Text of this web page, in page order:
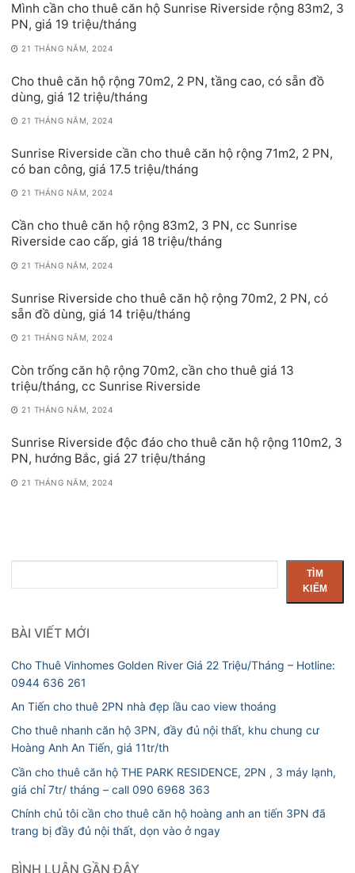
Mình cần cho thuê căn hộ Sunrise Riverside rộng 83m2, 3
PN, giá 19 triệu/tháng
21 THÁNG NĂM, 2024
Cho thuê căn hộ rộng 70m2, 2 PN, tầng cao, có sẵn đồ
dùng, giá 12 triệu/tháng
21 THÁNG NĂM, 2024
Sunrise Riverside cần cho thuê căn hộ rộng 71m2, 2 PN,
có ban công, giá 17.5 triệu/tháng
21 THÁNG NĂM, 2024
Cần cho thuê căn hộ rộng 83m2, 3 PN, cc Sunrise
Riverside cao cấp, giá 18 triệu/tháng
21 THÁNG NĂM, 2024
Sunrise Riverside cho thuê căn hộ rộng 70m2, 2 PN, có
sẵn đồ dùng, giá 14 triệu/tháng
21 THÁNG NĂM, 2024
Còn trống căn hộ rộng 70m2, cần cho thuê giá 13
triệu/tháng, cc Sunrise Riverside
21 THÁNG NĂM, 2024
Sunrise Riverside độc đáo cho thuê căn hộ rộng 110m2, 3
PN, hướng Bắc, giá 27 triệu/tháng
21 THÁNG NĂM, 2024
kiếm
TÌM
KIẾM
BÀI VIẾT MỚI
Cho Thuê Vinhomes Golden River Giá 22 Triệu/Tháng – Hotline:
0944 636 261
An Tiến cho thuê 2PN nhà đẹp lầu cao view thoáng
Cho thuê nhanh căn hộ 3PN, đầy đủ nội thất, khu chung cư
Hoàng Anh An Tiến, giá 11tr/th
Cần cho thuê căn hộ THE PARK RESIDENCE, 2PN , 3 máy lạnh,
giá chỉ 7tr/ tháng – call 090 6968 363
Chính chủ tôi cần cho thuê căn hộ hoàng anh an tiến 3PN đã
trang bị đầy đủ nội thất, dọn vào ở ngay
BÌNH LUẬN GẦN ĐÂY